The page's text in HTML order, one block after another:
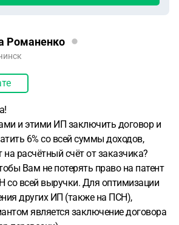
Романенко
и этими ИП заключить договор и
6% со всей суммы доходов,
расчётный счёт от заказчика?
Вам не потерять право на патент
со всей выручки. Для оптимизации
других ИП (также на ПСН),
является заключение договора